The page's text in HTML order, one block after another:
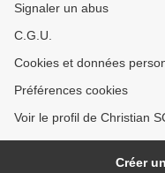
Signaler un abus
C.G.U.
Cookies et données
Préférences cookies
Voir le profil de Christian
Créer